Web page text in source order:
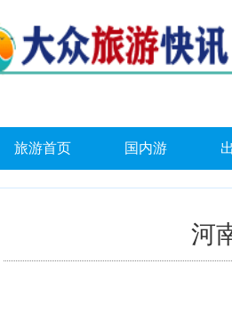
旅游首页 国内游
河